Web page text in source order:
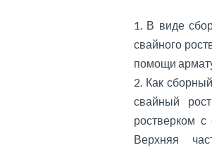
В виде
свайного
помощи
Как
свайный
ростверком
Верхняя